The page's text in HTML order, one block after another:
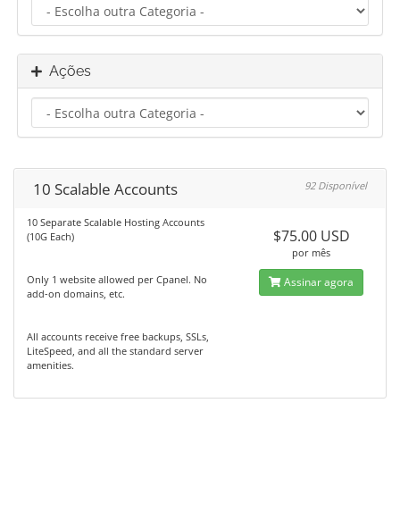
Ações
10 Scalable Accounts 92 Disponível
10 Separate Scalable Hosting Accounts
(10G Each)
Only 1 website allowed per Cpanel. No
add-on domains, etc.
All accounts receive free backups, SSLs,
LiteSpeed, and all the standard server
amenities.
$75.00 USD
por mês
Assinar agora